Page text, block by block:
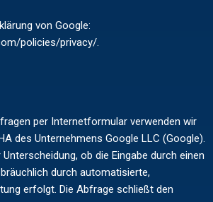
von Google:
policies/privacy/.
per Internetformular verwenden wir
des Unternehmens Google LLC (Google).
ob die Eingabe durch einen
durch automatisierte,
erfolgt. Die Abfrage schließt den